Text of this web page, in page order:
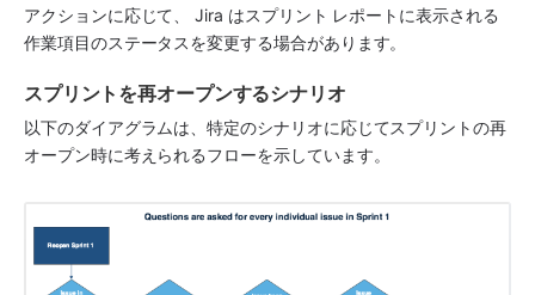
アクションに応じて、 Jira はスプリント レポートに表示される
作業項目のステータスを変更する場合があります。
スプリントを再オープンするシナリオ
以下のダイアグラムは、特定のシナリオに応じてスプリントの再
オープン時に考えられるフローを示しています。